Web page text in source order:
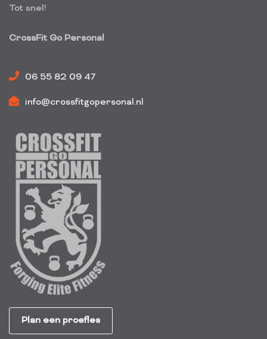
Tot snel!
CrossFit Go Personal
06 55 82 09 47
info@crossfitgopersonal.nl
Plan een proefles